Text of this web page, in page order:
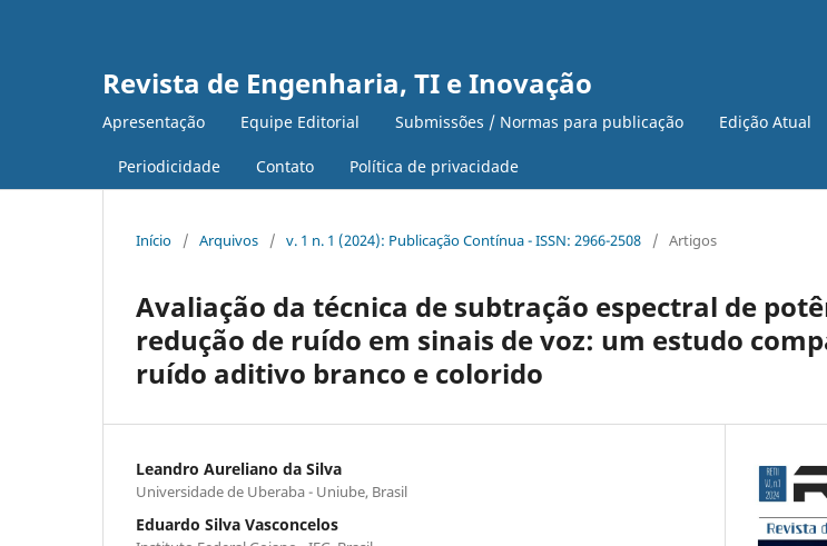
Revista de Engenharia, TI e Inovação
Apresentação Equipe Editorial Submissões / Normas para publicação Edição Atual
Periodicidade Contato Política de privacidade
Início / Arquivos / v. 1 n. 1 (2024): Publicação Contínua - ISSN: 2966-2508 / Artigos
Avaliação da técnica de subtração espectral de
redução de ruído em sinais de voz: um estudo
ruído aditivo branco e colorido
Leandro Aureliano da Silva
Universidade de Uberaba - Uniube, Brasil
Eduardo Silva Vasconcelos